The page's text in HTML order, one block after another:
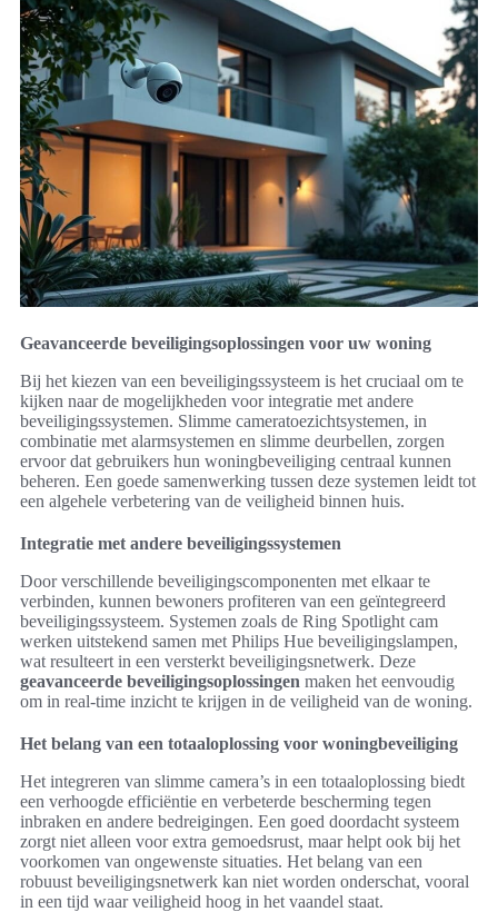
Geavanceerde beveiligingsoplossingen voor uw woning
Bij het kiezen van een beveiligingssysteem is het cruciaal om te
kijken naar de mogelijkheden voor integratie met andere
beveiligingssystemen. Slimme cameratoezichtsystemen, in
combinatie met alarmsystemen en slimme deurbellen, zorgen
ervoor dat gebruikers hun woningbeveiliging centraal kunnen
beheren. Een goede samenwerking tussen deze systemen leidt tot
een algehele verbetering van de veiligheid binnen huis.
Integratie met andere beveiligingssystemen
Door verschillende beveiligingscomponenten met elkaar te
verbinden, kunnen bewoners profiteren van een geïntegreerd
beveiligingssysteem. Systemen zoals de Ring Spotlight cam
werken uitstekend samen met Philips Hue beveiligingslampen,
wat resulteert in een versterkt beveiligingsnetwerk. Deze
geavanceerde beveiligingsoplossingen maken het eenvoudig
om in real-time inzicht te krijgen in de veiligheid van de woning.
Het belang van een totaaloplossing voor woningbeveiliging
Het integreren van slimme camera’s in een totaaloplossing biedt
een verhoogde efficiëntie en verbeterde bescherming tegen
inbraken en andere bedreigingen. Een goed doordacht systeem
zorgt niet alleen voor extra gemoedsrust, maar helpt ook bij het
voorkomen van ongewenste situaties. Het belang van een
robuust beveiligingsnetwerk kan niet worden onderschat, vooral
in een tijd waar veiligheid hoog in het vaandel staat.